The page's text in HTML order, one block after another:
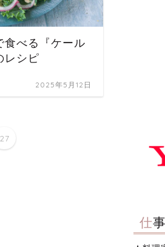
食べる『ケール
レシピ
2025年5月12日
27